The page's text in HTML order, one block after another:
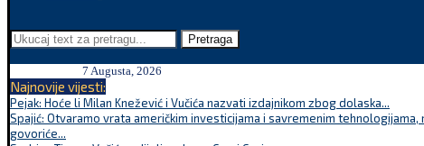
Pretraga
7 Augusta, 2026
Najnovije vijesti:
Pejak: Hoće li Milan Knežević i Vučića nazvati izdajnikom zbog dolaska...
Spajić: Otvaramo vrata američkim investicijama i savremenim
govoriće...